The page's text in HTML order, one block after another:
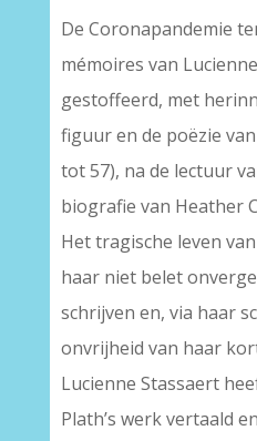
De Coronapandemie
mémoires van
gestoffeerd, met
figuur en de poëzie
tot 57), na de lectuur
biografie van Heather
Het tragische leven
haar niet belet
schrijven en, via haar
onvrijheid van haar
Lucienne Stassaert
Plath’s werk vertaald